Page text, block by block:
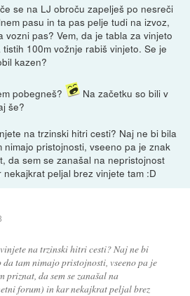
se na LJ obroču zapelješ po nesreči
pasu in ta pas pelje tudi na izvoz,
vozni pas? Vem, da je tabla za vinjeto
100m vožnje rabiš vinjeto. Se je
kazen?
pobegneš?
Na začetku so bili v
še?
na trzinski hitri cesti? Naj ne bi bila
nimajo pristojnosti, vseeno pa je znak
da sem se zanašal na nepristojnost
peljal brez vinjete tam :D
na trzinski hitri cesti? Naj ne bi
tam nimajo pristojnosti, vseeno pa je
priznat, da sem se zanašal na
forum) in kar nekajkrat peljal brez